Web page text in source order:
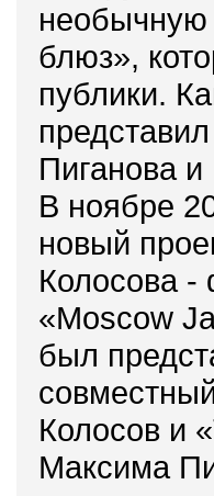
необычную
блюз»,
публики.
Пиганова
В ноябре
новый
Колосова -
«Moscow
был
Колосов и
Максима